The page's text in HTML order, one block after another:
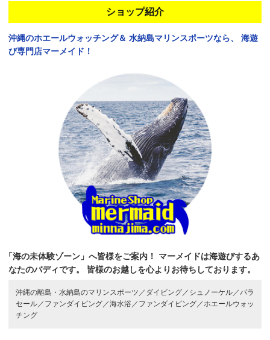
ショップ紹介
沖縄のホエールウォッチング＆ 水納島マリンスポーツなら、
海遊
び専門店マーメイド！
「海の未体験ゾーン」へ皆様をご案内！
マーメイドは海遊びするあ
なたのバディです。
皆様のお越しを心よりお待ちしております。
沖縄の離島・水納島のマリンスポーツ／ ダイビング／ シュノーケル／ パラ
セール／ ファンダイビング／海水浴／ ファンダイビング／ ホエールウォッ
チング